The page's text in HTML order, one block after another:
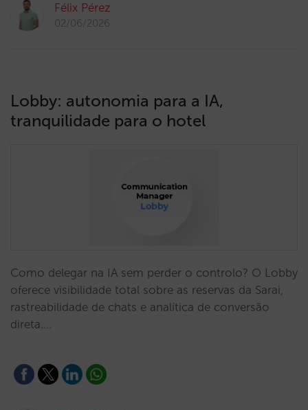
Félix Pérez
02/06/2026
Lobby: autonomia para a IA,
tranquilidade para o hotel
Como delegar na IA sem perder o controlo? O Lobby
oferece visibilidade total sobre as reservas da Sarai,
rastreabilidade de chats e analítica de conversão
direta.…